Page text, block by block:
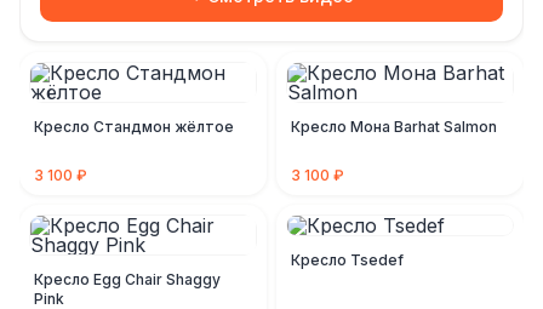
Кресло Стандмон жёлтое
3 100 ₽
Кресло Мона Barhat Salmon
3 100 ₽
Кресло Egg Chair Shaggy
Pink
Кресло Tsedef